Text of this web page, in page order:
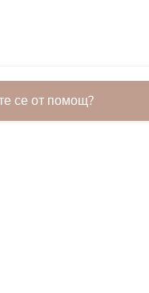
се от помощ?